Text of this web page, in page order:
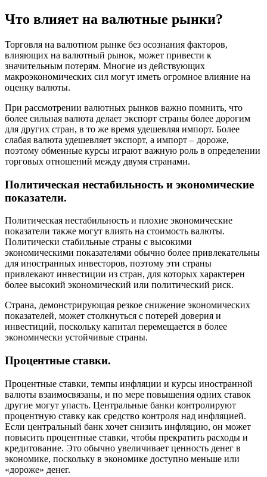
Что влияет на валютные рынки?
Торговля на валютном рынке без осознания факторов,
влияющих на валютный рынок, может привести к
значительным потерям. Многие из действующих
макроэкономических сил могут иметь огромное влияние на
оценку валюты.
При рассмотрении валютных рынков важно помнить, что
более сильная валюта делает экспорт страны более дорогим
для других стран, в то же время удешевляя импорт. Более
слабая валюта удешевляет экспорт, а импорт – дороже,
поэтому обменные курсы играют важную роль в определении
торговых отношений между двумя странами.
Политическая нестабильность и экономические
показатели.
Политическая нестабильность и плохие экономические
показатели также могут влиять на стоимость валюты.
Политически стабильные страны с высокими
экономическими показателями обычно более привлекательны
для иностранных инвесторов, поэтому эти страны
привлекают инвестиции из стран, для которых характерен
более высокий экономический или политический риск.
Страна, демонстрирующая резкое снижение экономических
показателей, может столкнуться с потерей доверия и
инвестиций, поскольку капитал перемещается в более
экономически устойчивые страны.
Процентные ставки.
Процентные ставки, темпы инфляции и курсы иностранной
валюты взаимосвязаны, и по мере повышения одних ставок
другие могут упасть. Центральные банки контролируют
процентную ставку как средство контроля над инфляцией.
Если центральный банк хочет снизить инфляцию, он может
повысить процентные ставки, чтобы прекратить расходы и
кредитование. Это обычно увеличивает ценность денег в
экономике, поскольку в экономике доступно меньше или
«дороже» денег.